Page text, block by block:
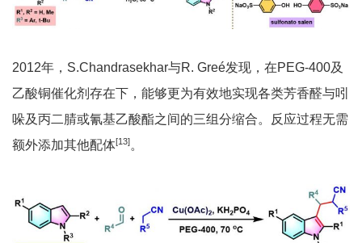
2012年，S.Chandrasekhar与R. Greé发现，在PEG-400及
乙酸铜催化剂存在下，能够更为有效地实现各类芳香醛与吲
哚及丙二腈或氰基乙酸酯之间的三组分缩合。反应过程无需
额外添加其他配体[13]。